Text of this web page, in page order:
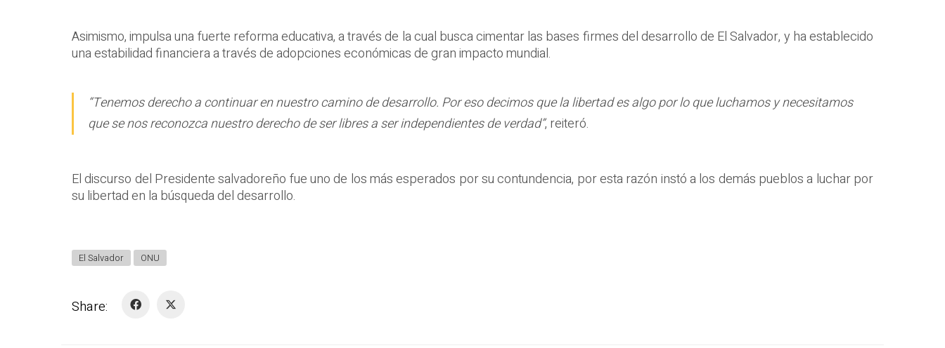
Asimismo, impulsa una fuerte reforma educativa, a través de la cual busca cimentar las bases firmes del desarrollo de El Salvador, y ha establecido
una estabilidad financiera a través de adopciones económicas de gran impacto mundial.
“Tenemos derecho a continuar en nuestro camino de desarrollo. Por eso decimos que la libertad es algo por lo que luchamos y necesitamos
que se nos reconozca nuestro derecho de ser libres a ser independientes de verdad”, reiteró.
El discurso del Presidente salvadoreño fue uno de los más esperados por su contundencia, por esta razón instó a los demás pueblos a luchar por
su libertad en la búsqueda del desarrollo.
El Salvador ONU
Share: